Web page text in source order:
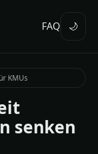
FAQ 🌙
KMUs
senken